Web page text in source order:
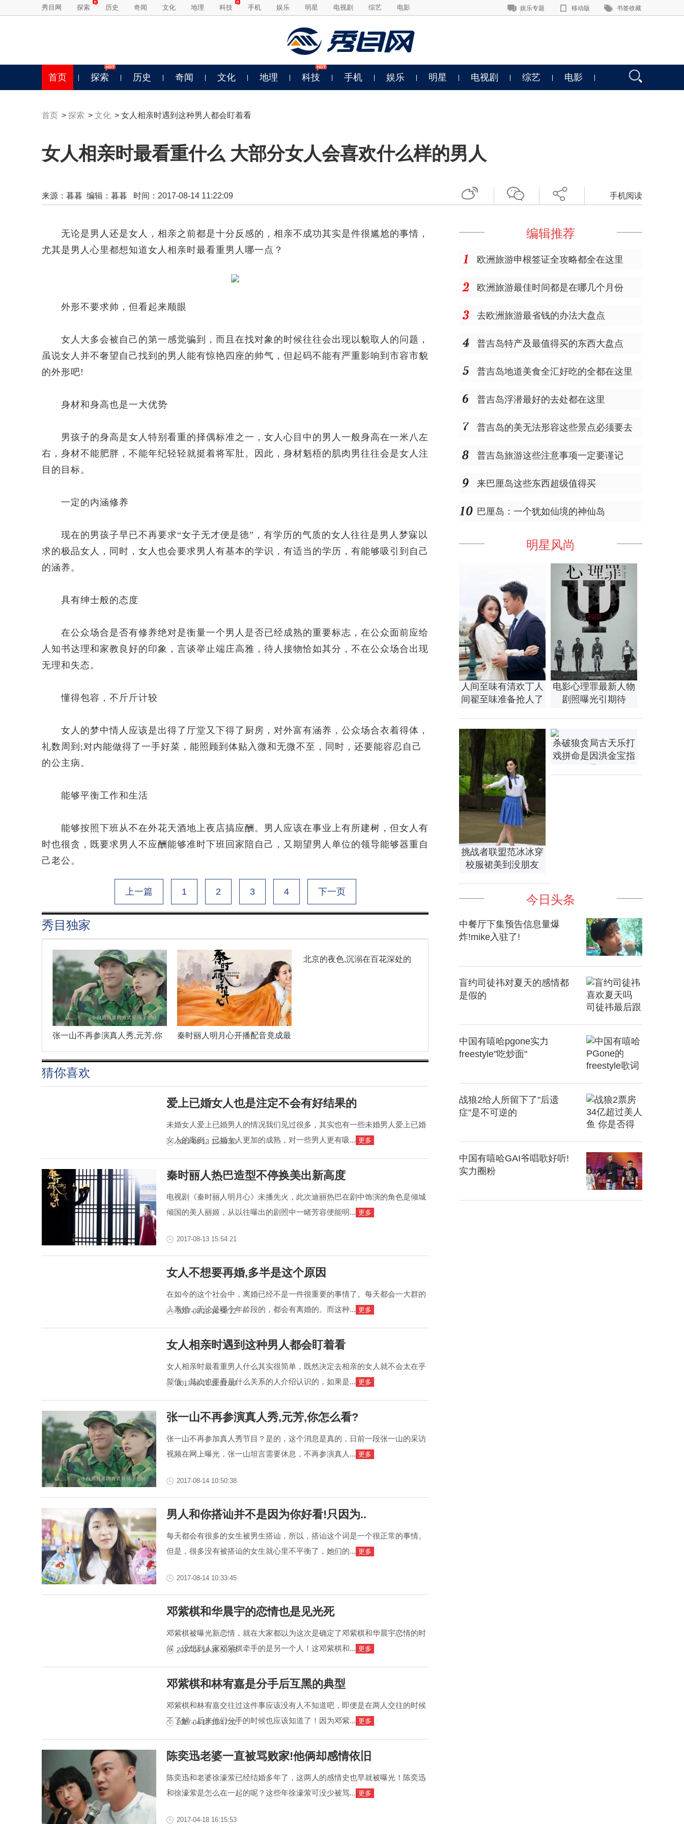
秀目网 探索 历史 奇闻 文化 地理 科技 手机 娱乐 明星 电视剧 综艺 电影 娱乐专题 移动版 书签收藏
首页 探索 历史 奇闻 文化 地理 科技 手机 娱乐 明星 电视剧 综艺 电影
首页 > 探索 > 文化 > 女人相亲时遇到这种男人都会盯着看
女人相亲时最看重什么 大部分女人会喜欢什么样的男人
来源： 暮暮 编辑：暮暮 时间：2017-08-14 11:22:09 手机阅读
无论是男人还是女人，相亲之前都是十分反感的，相亲不成功其实是件很尴尬的事情，
尤其是男人心里都想知道女人相亲时最看重男人哪一点？
外形不要求帅，但看起来顺眼
女人大多会被自己的第一感觉骗到，而且在找对象的时候往往会出现以貌取人的问题，
虽说女人并不奢望自己找到的男人能有惊艳四座的帅气，但起码不能有严重影响到市容市貌
的外形吧!
身材和身高也是一大优势
男孩子的身高是女人特别看重的择偶标准之一，女人心目中的男人一般身高在一米八左
右，身材不能肥胖，不能年纪轻轻就挺着将军肚。因此，身材魁梧的肌肉男往往会是女人注
目的目标。
一定的内涵修养
现在的男孩子早已不再要求“女子无才便是德”，有学历的气质的女人往往是男人梦寐以
求的极品女人，同时，女人也会要求男人有基本的学识，有适当的学历，有能够吸引到自己
的涵养。
具有绅士般的态度
在公众场合是否有修养绝对是衡量一个男人是否已经成熟的重要标志，在公众面前应给
人知书达理和家教良好的印象，言谈举止端庄高雅，待人接物恰如其分，不在公众场合出现
无理和失态。
懂得包容，不斤斤计较
女人的梦中情人应该是出得了厅堂又下得了厨房，对外富有涵养，公众场合衣着得体，
礼数周到;对内能做得了一手好菜，能照顾到体贴入微和无微不至，同时，还要能容忍自己
的公主病。
能够平衡工作和生活
能够按照下班从不在外花天酒地上夜店搞应酬。男人应该在事业上有所建树，但女人有
时也很贪，既要求男人不应酬能够准时下班回家陪自己，又期望男人单位的领导能够器重自
己老公。
上一篇 1 2 3 4 下一页
秀目独家
张一山不再参演真人秀,元芳,你 秦时丽人明月心开播配音竟成最
北京的夜色,沉溺在百花深处的
猜你喜欢
爱上已婚女人也是注定不会有好结果的
未婚女人爱上已婚男人的情况我们见过很多，其实也有一些未婚男人爱上已婚
女人的案例。已婚女人更加的成熟，对一些男人更有吸... 更多
2017-08-13 15:59:10
秦时丽人热巴造型不停换美出新高度
电视剧《秦时丽人明月心》未播先火，此次迪丽热巴在剧中饰演的角色是倾城
倾国的美人丽姬，从以往曝出的剧照中一睹芳容便能明... 更多
2017-08-13 15:54:21
女人不想要再婚,多半是这个原因
在如今的这个社会中，离婚已经不是一件很重要的事情了。每天都会一大群的
人离婚，无论是哪个年龄段的，都会有离婚的。而这种... 更多
2017-08-12 16:58:22
女人相亲时遇到这种男人都会盯着看
女人相亲时最看重男人什么其实很简单，既然决定去相亲的女人就不会太在乎
颜值，其次也要看是什么关系的人介绍认识的，如果是... 更多
2017-08-14 11:22:09
张一山不再参演真人秀,元芳,你怎么看?
张一山不再参加真人秀节目？是的，这个消息是真的，日前一段张一山的采访
视频在网上曝光，张一山坦言需要休息，不再参演真人... 更多
2017-08-14 10:50:38
男人和你搭讪并不是因为你好看!只因为..
每天都会有很多的女生被男生搭讪，所以，搭讪这个词是一个很正常的事情。
但是，很多没有被搭讪的女生就心里不平衡了，她们的... 更多
2017-08-14 10:33:45
邓紫棋和华晨宇的恋情也是见光死
邓紫棋被曝光新恋情，就在大家都以为这次是确定了邓紫棋和华晨宇恋情的时
候，没想到人家邓紫棋牵手的是另一个人！这邓紫棋和... 更多
2017-04-19 16:50:15
邓紫棋和林宥嘉是分手后互黑的典型
邓紫棋和林宥嘉交往过这件事应该没有人不知道吧，即便是在两人交往的时候
不了解，后来他们分手的时候也应该知道了！因为邓紫... 更多
2017-04-19 16:47:32
陈奕迅老婆一直被骂败家!他俩却感情依旧
陈奕迅和老婆徐濠萦已经结婚多年了，这两人的感情史也早就被曝光！陈奕迅
和徐濠萦是怎么在一起的呢？这些年徐濠萦可没少被骂... 更多
2017-04-18 16:15:53
编辑推荐
欧洲旅游申根签证全攻略都全在这里
欧洲旅游最佳时间都是在哪几个月份
去欧洲旅游最省钱的办法大盘点
普吉岛特产及最值得买的东西大盘点
普吉岛地道美食全汇好吃的全都在这里
普吉岛浮潜最好的去处都在这里
普吉岛的美无法形容这些景点必须要去
普吉岛旅游这些注意事项一定要谨记
来巴厘岛这些东西超级值得买
巴厘岛：一个犹如仙境的神仙岛
明星风尚
人间至味有清欢丁人
间翟至味准备抢人了
电影心理罪最新人物
剧照曝光引期待
挑战者联盟范冰冰穿
校服裙美到没朋友
杀破狼贪局古天乐打
戏拼命是因洪金宝指
今日头条
中餐厅下集预告信息量爆
炸!mike入驻了!
盲约司徒祎对夏天的感情都
是假的
中国有嘻哈pgone实力
freestyle"吃炒面"
战狼2给人所留下了"后遗
症"是不可逆的
中国有嘻哈GAI爷唱歌好听!
实力圈粉